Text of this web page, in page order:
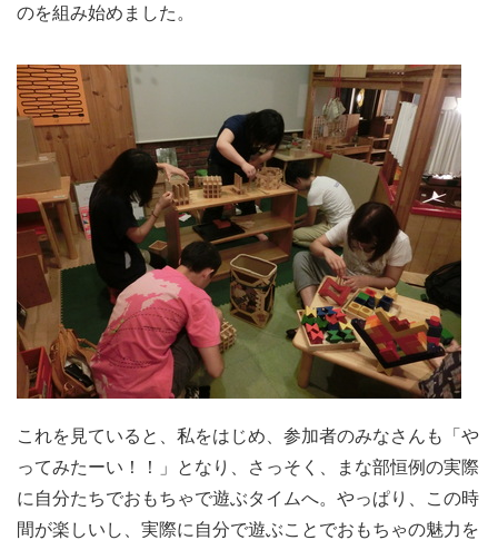
のを組み始めました。
これを見ていると、私をはじめ、参加者のみなさんも「や
ってみたーい！！」となり、さっそく、まな部恒例の実際
に自分たちでおもちゃで遊ぶタイムへ。やっぱり、この時
間が楽しいし、実際に自分で遊ぶことでおもちゃの魅力を